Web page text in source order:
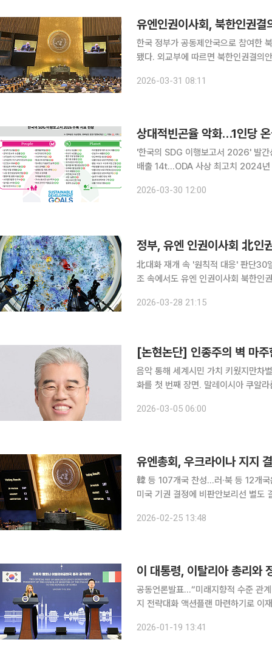
유엔인권이사회, 북한인권
한국 정부가 공동제안국으로 참여한
됐다. 외교부에 따르면 북한인권결의안은 투표 없이 컨센서스로 채택됐다. 우리나라를 포함한 50개
수 사례와 제4주기 보편적 정례 인권
2026-03-31 08:11
상대적빈곤율 악화…1인당
'한국의 SDG 이행보고서 2026' 발
배출 14t…ODA 사상 최고치 2024년 우리나라의 처분가능소득 상대적 빈곤율(소득이 중위소득의
수준인 것으로 나타났다. 2023년 기
2026-03-30 12:00
정부, 유엔 인권이사회 北인
北대화 재개 속 '원칙적 대응' 판단30일 제61차 인
조 속에서도 유엔 인권이사회 북한인권결의안
에 정부 관계기관 내 협의를 통해 북
2026-03-28 21:15
[논현논단] 인종주의 벽 마주
음악 통해 세계시민 가치 키웠지만차
화를 첫 번째 장면. 말레이시아 쿠알라룸푸르의 K팝 밴드 ‘데이식스’ 콘서트. 보안요원이 망원카메
객’을 비판하는 글과 사진을 잇달아
2026-03-05 06:00
유엔총회, 우크라이나 지지
韓 등 107개국 찬성…러·북 등 12개
미국 기권 결정에 비판안보리선 별도 결의안·성명 채택 불발
2026-02-25 13:48
공동언론발표…“미래지향적 수준 관
지 전략대화 액션플랜 마련하기로 이재명 대통령과 조르자 멜로니 이탈리아 총리가 세계 평화와 안
력 양해각서(MOU) 체결을 통한 민간
2026-01-19 13:41